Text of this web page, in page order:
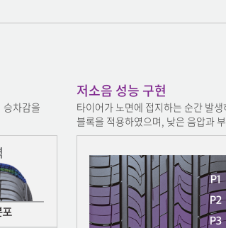
승차감을
저소음 성능 구현
타이어가 노면에 접지하는 순간 발
블록을 적용하였으며, 낮은 음압과